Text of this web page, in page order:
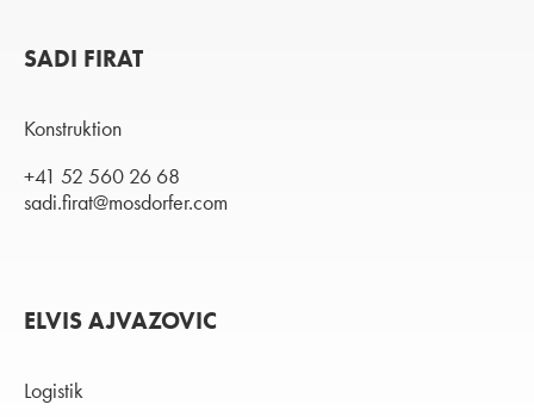
SADI FIRAT
Konstruktion
+41 52 560 26 68
sadi.firat@mosdorfer.com
ELVIS AJVAZOVIC
Logistik